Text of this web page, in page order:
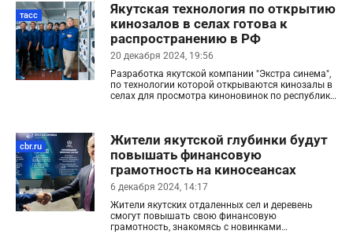
тасс
Якутская технология по открытию
кинозалов в селах готова к
распространению в РФ
20 декабря 2024, 19:56
Разработка якутской компании "Экстра синема",
по технологии которой открываются кинозалы в
селах для просмотра киноновинок по республике,
директор компании Петр Чиряев.
cbr.ru
Жители якутской глубинки будут
повышать финансовую
грамотность на киносеансах
6 декабря 2024, 14:17
Жители якутских отдаленных сел и деревень
смогут повышать свою финансовую
грамотность, знакомясь с новинками